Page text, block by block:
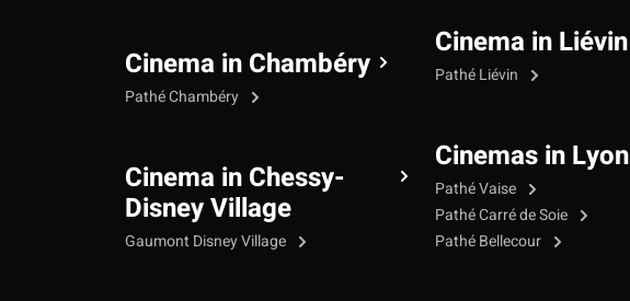
Cinema in Chambéry
Pathé Chambéry
Cinema in Chessy-
Disney Village
Gaumont Disney Village
Cinema in Liévin
Pathé Liévin
Cinemas in Lyon
Pathé Vaise
Pathé Carré de Soie
Pathé Bellecour